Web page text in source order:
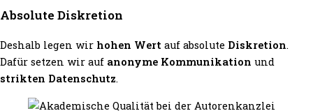
Absolute Diskretion
Deshalb legen wir hohen Wert auf absolute Diskretion.
Dafür setzen wir auf anonyme Kommunikation und
strikten Datenschutz.